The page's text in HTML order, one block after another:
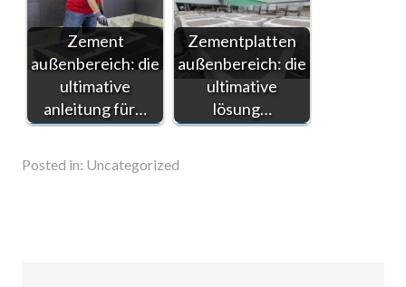
Zement
außenbereich: die
ultimative
anleitung für…
Zementplatten
außenbereich: die
ultimative
lösung…
Posted in: Uncategorized